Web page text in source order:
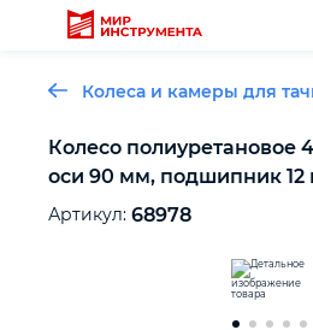
Отделочный инструмент
Столярный инструмент
Колеса и камеры для
Колесо полиуретановое
оси 90 мм, подшипник 12
Артикул: 68978